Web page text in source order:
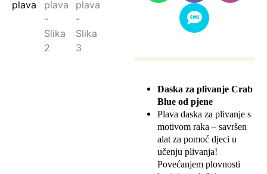
Daska za plivanje Crab
Blue od pjene
Plava daska za plivanje s
motivom raka – savršen
alat za pomoć djeci u
učenju plivanja!
Povećanjem plovnosti